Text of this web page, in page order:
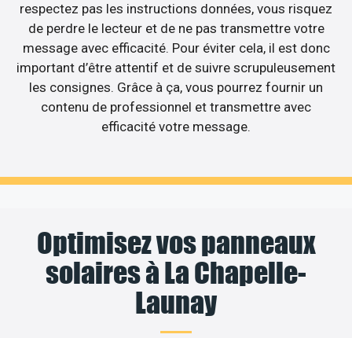
respectez pas les instructions données, vous risquez
de perdre le lecteur et de ne pas transmettre votre
message avec efficacité. Pour éviter cela, il est donc
important d’être attentif et de suivre scrupuleusement
les consignes. Grâce à ça, vous pourrez fournir un
contenu de professionnel et transmettre avec
efficacité votre message.
Optimisez vos panneaux
solaires à La Chapelle-
Launay